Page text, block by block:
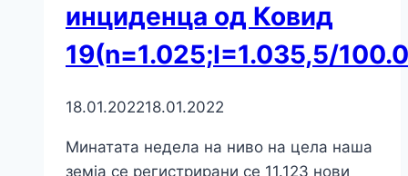
инциденца од Ковид
19(n=1.025;I=1.035,5/
18.01.202218.01.2022
Минатата недела на ниво на цела наша
земја се регистрирани сe 11.123 нови